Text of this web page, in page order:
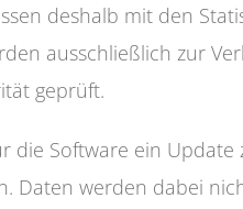
deshalb mit den
ausschließlich zur
geprüft.
die Software ein Update
Daten werden dabei